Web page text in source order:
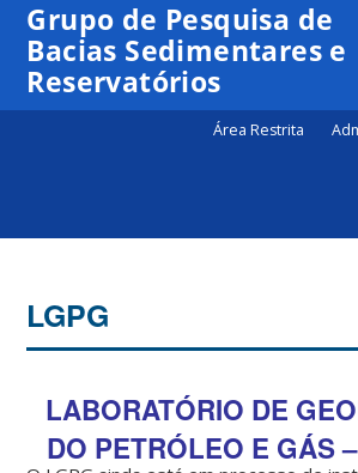
Grupo de Pesquisa de
Bacias Sedimentares e
Reservatórios
Área Restrita
LGPG
LABORATÓRIO DE
DO PETRÓLEO E GÁS